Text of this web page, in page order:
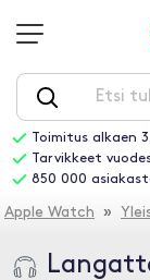
Toimitus alkaen
Tarvikkeet
850 000
Apple Watch »